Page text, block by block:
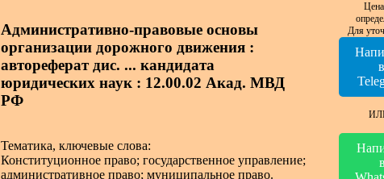
Административно-правовые основы
организации дорожного движения :
автореферат дис. ... кандидата
юридических наук : 12.00.02 Акад. МВД
РФ
Тематика, ключевые слова:
Конституционное право; государственное управление;
административное право; муниципальное право.
Для
в
в